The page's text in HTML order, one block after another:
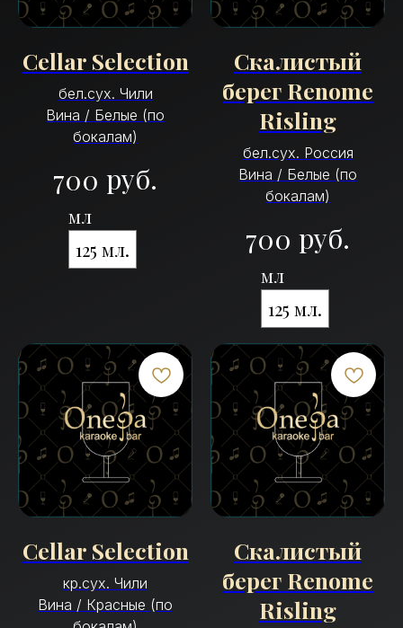
Cellar Selection
бел.сух. Чили
Вина / Белые (по
бокалам)
700 руб.
мл
125 мл.
Скалистый
берег Renome
Risling
бел.сух. Россия
Вина / Белые (по
бокалам)
700 руб.
мл
125 мл.
Cellar Selection
кр.сух. Чили
Вина / Красные (по
Скалистый
берег Renome
Risling